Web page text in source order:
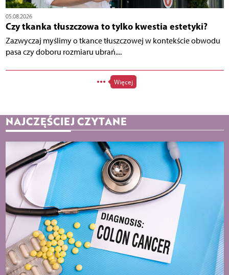
05.08.2026
Czy tkanka tłuszczowa to tylko kwestia estetyki?
Zazwyczaj myślimy o tkance tłuszczowej w kontekście obwodu
pasa czy doboru rozmiaru ubrań....
Więcej
NAJCZĘŚCIEJ CZYTANE